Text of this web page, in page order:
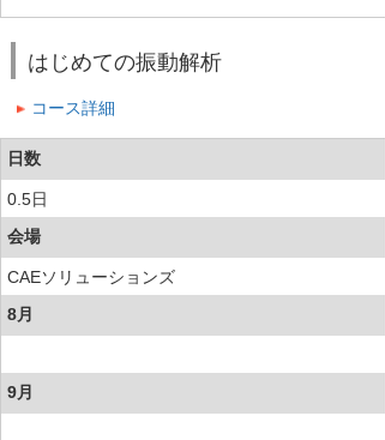
はじめての振動解析
コース詳細
日数
0.5日
会場
CAEソリューションズ
8月
9月